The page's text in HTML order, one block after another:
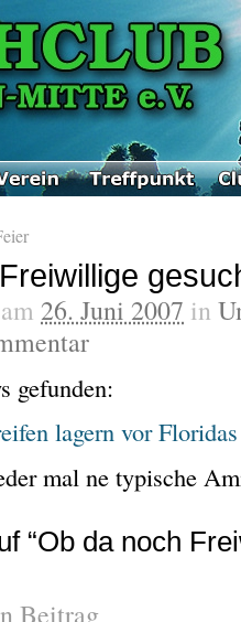
26. Juni 2007 in
gefunden:
lagern vor
mal ne typische
“Ob da noch
Beitrag